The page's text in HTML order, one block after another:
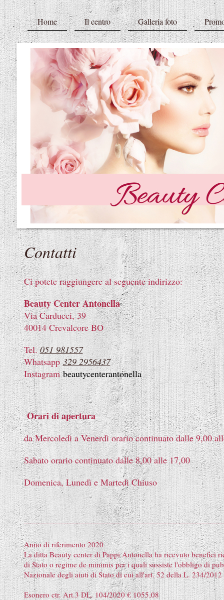
Home Il centro Galleria foto
Contatti
Ci potete raggiungere al seguente indirizzo:
Beauty Center Antonella
Via Carducci, 39
40014 Crevalcore BO
Tel.051 981557
Whatsapp329 2956437
Instagrambeautycenterantonella
Orari di apertura
da Mercoledì a Venerdì orario continuato dalle 9,00
Sabato orario continuato dalle 8,00 alle 17,00
Domenica, Lunedì e Martedì Chiuso
Anno di riferimento 2020
La ditta Beauty center di Pappi Antonella ha ricevuto benefici
di Stato o regime de minimis per i quali sussiste l'obbligo di
Nazionale degli aiuti di Stato di cui all'art. 52 della L. 234/2012
Esonero ctr. Art.3 DL. 104/2020 € 1055,08